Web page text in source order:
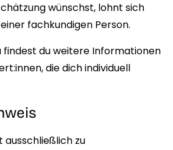
wünschst, lohnt sich
fachkundigen Person.
findest du weitere Informationen
die dich individuell
ausschließlich zu